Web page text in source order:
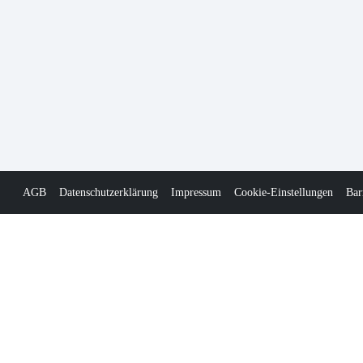
AGB Datenschutzerklärung Impressum Cookie-Einstellungen